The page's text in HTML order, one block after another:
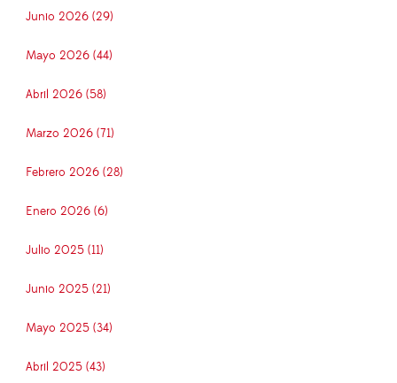
Junio 2026 (29)
Mayo 2026 (44)
Abril 2026 (58)
Marzo 2026 (71)
Febrero 2026 (28)
Enero 2026 (6)
Julio 2025 (11)
Junio 2025 (21)
Mayo 2025 (34)
Abril 2025 (43)